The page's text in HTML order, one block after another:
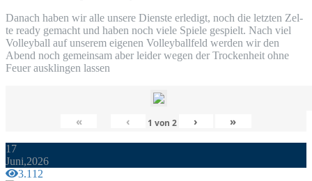
Danach haben wir alle unse­re Diens­te erle­digt, noch die letz­ten Zel­
te rea­dy gemacht und haben noch vie­le Spie­le gespielt. Nach viel
Vol­ley­ball auf unse­rem eige­nen Vol­ley­ball­feld wer­den wir den
Abend noch gemein­sam aber lei­der wegen der Tro­cken­heit ohne
Feu­er aus­klin­gen lassen
« ‹ 1 von 2 › »
17
Juni,2026
3.112